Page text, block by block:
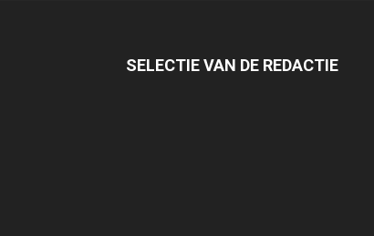
SELECTIE VAN DE REDACTIE